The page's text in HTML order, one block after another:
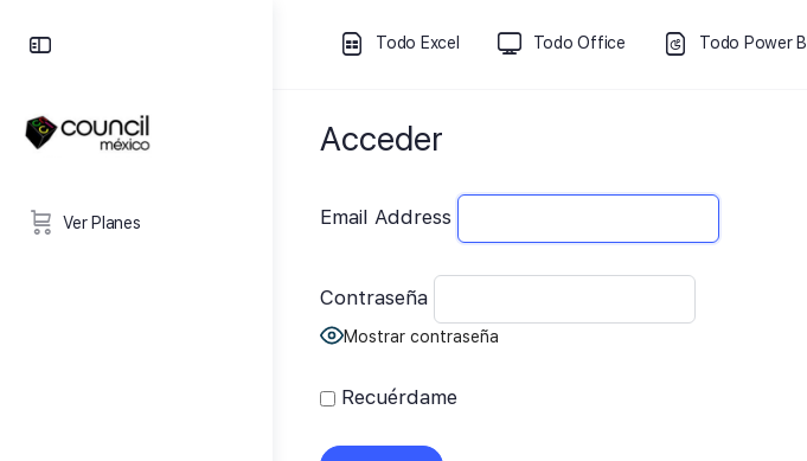
Ver Planes
Todo Excel Todo Office Todo Power BI
Acceder
Email Address
Contraseña
Mostrar contraseña
Recuérdame